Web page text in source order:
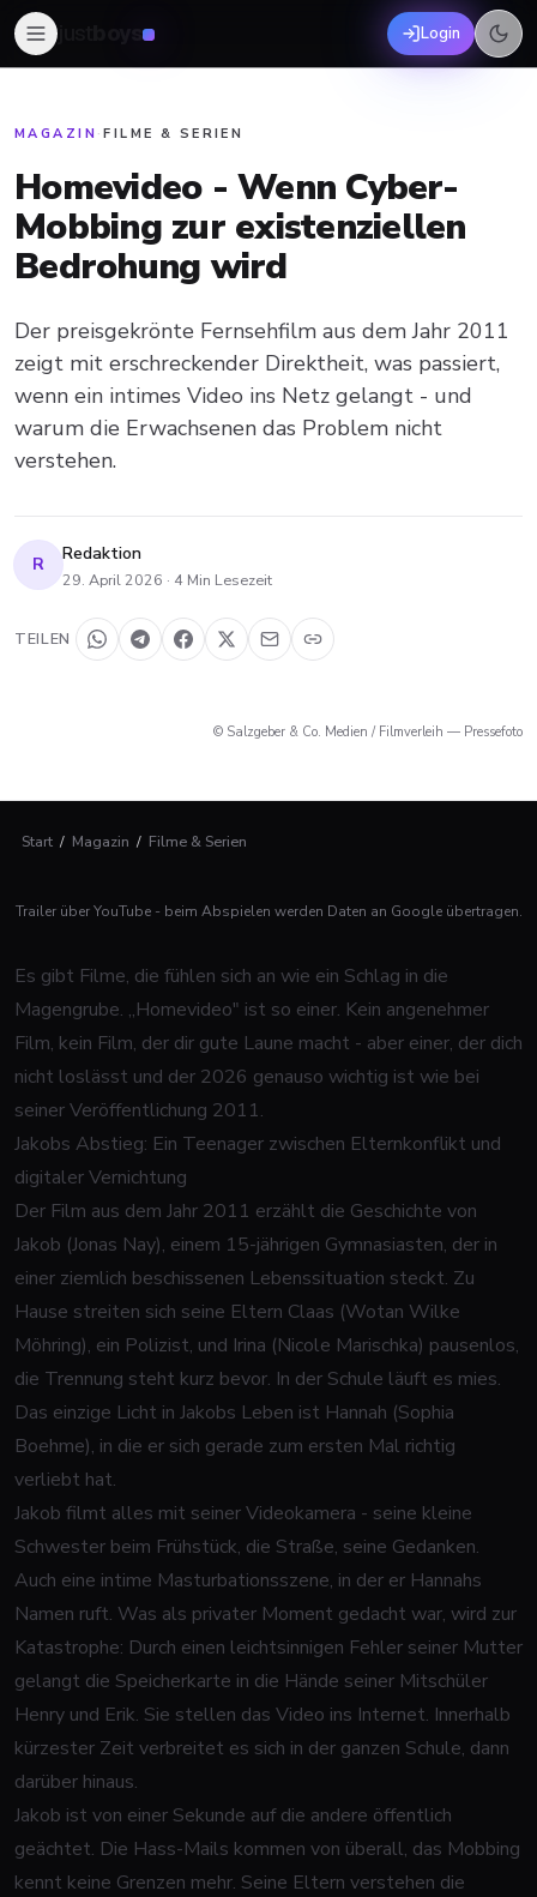
boys Login
MAGAZIN ·FILME & SERIEN
Homevideo - Wenn Cyber-
Mobbing zur existenziellen
Bedrohung wird
Der preisgekrönte Fernsehfilm aus dem Jahr 2011
zeigt mit erschreckender Direktheit, was passiert,
wenn ein intimes Video ins Netz gelangt - und
warum die Erwachsenen das Problem nicht
verstehen.
R Redaktion
29. April 2026 · 4 Min Lesezeit
TEILEN
© Salzgeber & Co. Medien / Filmverleih — Pressefoto
Start / Magazin / Filme & Serien
Trailer über YouTube - beim Abspielen werden Daten an Google übertragen.
Es gibt Filme, die fühlen sich an wie ein Schlag in die
Magengrube. „Homevideo" ist so einer. Kein angenehmer
Film, kein Film, der dir gute Laune macht - aber einer, der dich
nicht loslässt und der 2026 genauso wichtig ist wie bei
seiner Veröffentlichung 2011.
Jakobs Abstieg: Ein Teenager zwischen Elternkonflikt und
digitaler Vernichtung
Der Film aus dem Jahr 2011 erzählt die Geschichte von
Jakob (Jonas Nay), einem 15-jährigen Gymnasiasten, der in
einer ziemlich beschissenen Lebenssituation steckt. Zu
Hause streiten sich seine Eltern Claas (Wotan Wilke
Möhring), ein Polizist, und Irina (Nicole Marischka) pausenlos,
die Trennung steht kurz bevor. In der Schule läuft es mies.
Das einzige Licht in Jakobs Leben ist Hannah (Sophia
Boehme), in die er sich gerade zum ersten Mal richtig
verliebt hat.
Jakob filmt alles mit seiner Videokamera - seine kleine
Schwester beim Frühstück, die Straße, seine Gedanken.
Auch eine intime Masturbationsszene, in der er Hannahs
Namen ruft. Was als privater Moment gedacht war, wird zur
Katastrophe: Durch einen leichtsinnigen Fehler seiner Mutter
gelangt die Speicherkarte in die Hände seiner Mitschüler
Henry und Erik. Sie stellen das Video ins Internet. Innerhalb
kürzester Zeit verbreitet es sich in der ganzen Schule, dann
darüber hinaus.
Jakob ist von einer Sekunde auf die andere öffentlich
geächtet. Die Hass-Mails kommen von überall, das Mobbing
kennt keine Grenzen mehr. Seine Eltern verstehen die